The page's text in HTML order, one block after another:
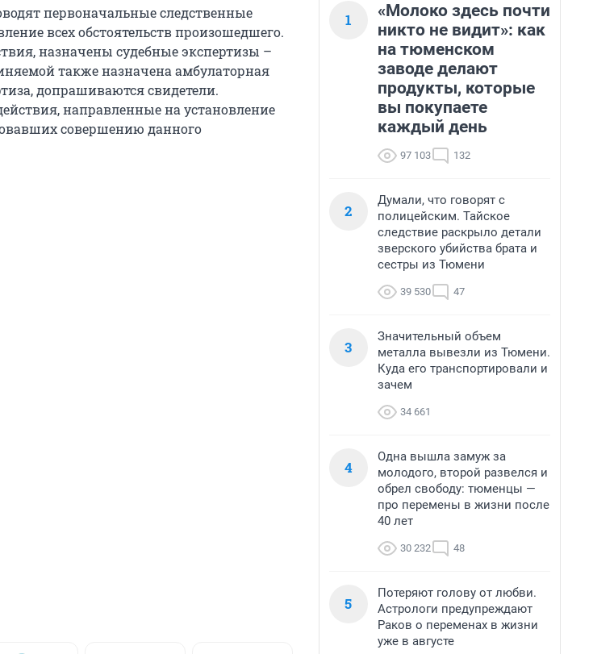
первоначальные следственные
всех обстоятельств произошедшего.
назначены судебные экспертизы –
также назначена амбулаторная
допрашиваются свидетели.
направленные на установление
совершению данного
1
«Молоко здесь почти
никто не видит»: как
на тюменском
заводе делают
продукты, которые
вы покупаете
каждый день
97 103 132
2
Думали, что говорят с
полицейским. Тайское
следствие раскрыло детали
зверского убийства брата и
сестры из Тюмени
39 530 47
3
Значительный объем
металла вывезли из Тюмени.
Куда его транспортировали и
зачем
34 661
4
Одна вышла замуж за
молодого, второй развелся и
обрел свободу: тюменцы —
про перемены в жизни после
40 лет
30 232 48
5
Потеряют голову от любви.
Астрологи предупреждают
Раков о переменах в жизни
уже в августе